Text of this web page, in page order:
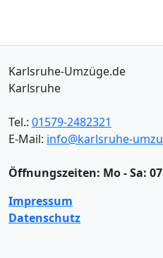
Karlsruhe-Umzüge.de
Karlsruhe
Tel.: 01579-2482321
E-Mail: info@karlsruhe-
Öffnungszeiten: Mo - Sa:
Impressum
Datenschutz